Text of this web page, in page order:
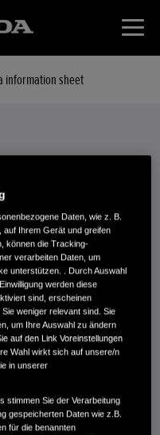
information sheet
IM DETAIL
um technische Details
Daten, wie z. B.
auf Ihrem Gerät und greifen
können die Tracking-
verarbeiten Daten, um
unterstützen. . Durch Auswahl
werden diese
sind, erscheinen
weniger relevant sind. Sie
um Ihre Auswahl zu ändern
auf den Link Voreinstellungen
Wahl wirkt sich auf unsere/n
in unserer
stimmen Sie der Verarbeitung
gespeicherten Daten wie z.B.
für die benannten